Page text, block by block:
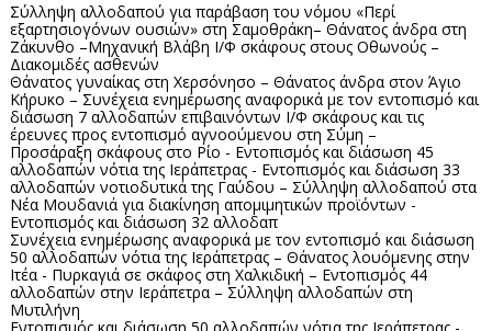
Σύλληψη αλλοδαπού για παράβαση του νόμου «Περί
εξαρτησιογόνων ουσιών» στη Σαμοθράκη– Θάνατος άνδρα στη
Ζάκυνθο –Μηχανική Βλάβη Ι/Φ σκάφους στους Οθωνούς –
Διακομιδές ασθενών
Θάνατος γυναίκας στη Χερσόνησο – Θάνατος άνδρα στον Άγιο
Κήρυκο – Συνέχεια ενημέρωσης αναφορικά με τον εντοπισμό και
διάσωση 7 αλλοδαπών επιβαινόντων Ι/Φ σκάφους και τις
έρευνες προς εντοπισμό αγνοούμενου στη Σύμη –
Προσάραξη σκάφους στο Ρίο - Εντοπισμός και διάσωση 45
αλλοδαπών νότια της Ιεράπετρας - Εντοπισμός και διάσωση 33
αλλοδαπών νοτιοδυτικά της Γαύδου – Σύλληψη αλλοδαπού στα
Νέα Μουδανιά για διακίνηση απομιμητικών προϊόντων -
Εντοπισμός και διάσωση 32 αλλοδαπ
Συνέχεια ενημέρωσης αναφορικά με τον εντοπισμό και διάσωση
50 αλλοδαπών νότια της Ιεράπετρας – Θάνατος λουόμενης στην
Ιτέα - Πυρκαγιά σε σκάφος στη Χαλκιδική – Εντοπισμός 44
αλλοδαπών στην Ιεράπετρα – Σύλληψη αλλοδαπών στη
Μυτιλήνη